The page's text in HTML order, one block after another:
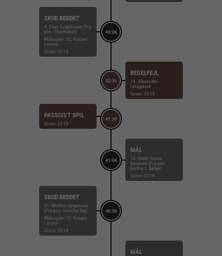
43:06
SKUD REDDET
4. Elvar Asgeirsson (Fra
pos. Playmaker)
Målvogter: 12. Kasper
Larsen
Score: 23-19
42:31
REGELFEJL
14. Alexander
Lynggaard
Score: 23-19
41:59
PASSISVT SPIL
Score: 23-19
41:04
MÅL
10. Mads Svane
Knudsen (Fra pos.
Kontra 1. bølge)
Score: 23-19
40:56
SKUD REDDET
31. Morten Jørgensen
(Fra pos. Venstre fløj)
Målvogter: 12. Kasper
Larsen
Score: 23-18
MÅL